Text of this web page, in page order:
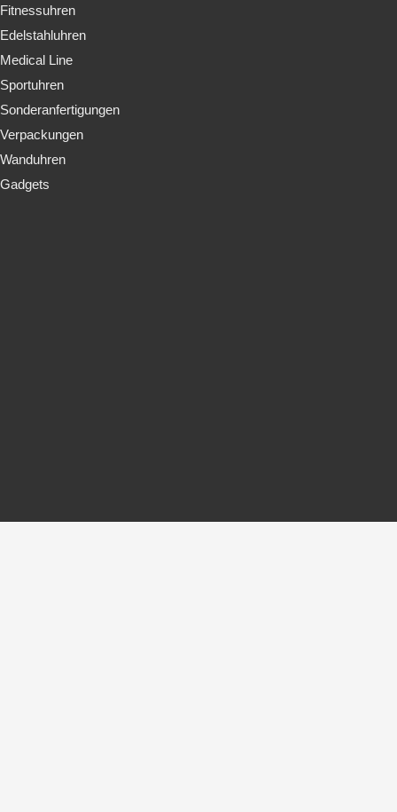
Fitnessuhren
Edelstahluhren
Medical Line
Sportuhren
Sonderanfertigungen
Verpackungen
Wanduhren
Gadgets